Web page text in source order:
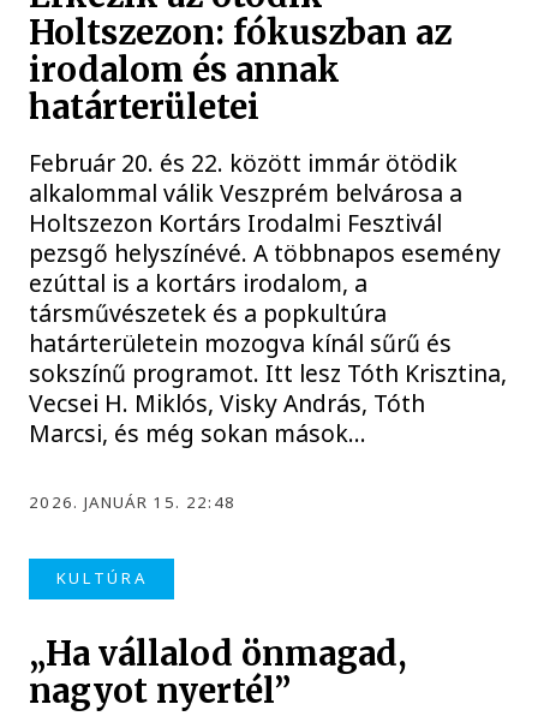
Holtszezon: fókuszban az
irodalom és annak
határterületei
Február 20. és 22. között immár ötödik
alkalommal válik Veszprém belvárosa a
Holtszezon Kortárs Irodalmi Fesztivál
pezsgő helyszínévé. A többnapos esemény
ezúttal is a kortárs irodalom, a
társművészetek és a popkultúra
határterületein mozogva kínál sűrű és
sokszínű programot. Itt lesz Tóth Krisztina,
Vecsei H. Miklós, Visky András, Tóth
Marcsi, és még sokan mások...
2026. JANUÁR 15. 22:48
KULTÚRA
„Ha vállalod önmagad,
nagyot nyertél”